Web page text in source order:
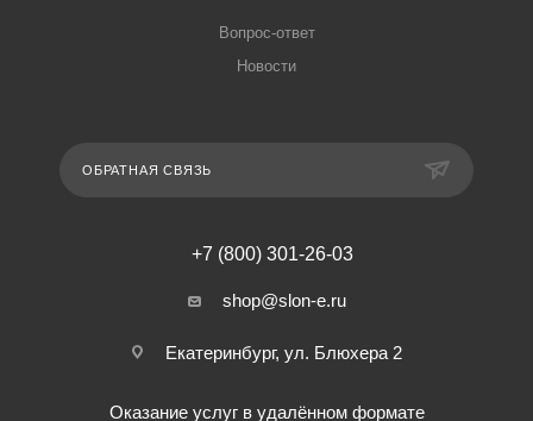
Вопрос-ответ
Новости
ОБРАТНАЯ СВЯЗЬ
+7 (800) 301-26-03
shop@slon-e.ru
Екатеринбург, ул. Блюхера 2
Оказание услуг в удалённом формате